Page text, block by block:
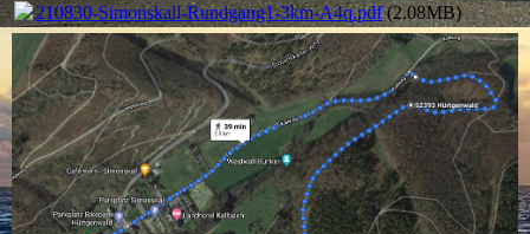
210830-Simonskall-Rundgang1-3km-A4q.pdf(2.08MB)